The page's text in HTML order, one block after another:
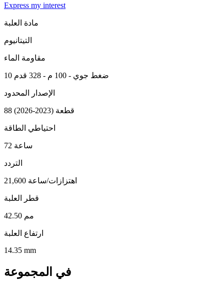
Express my interest
مادة العلبة
التيتانيوم
مقاومة الماء
10 ضغط جوي - 100 م - 328 قدم
الإصدار المحدود
88 قطعة (2023-2026)
احتياطي الطاقة
72 ساعة
التردد
21,600 اهتزازات/ساعة
قطر العلبة
42.50 مم
ارتفاع العلبة
14.35 mm
في المجموعة